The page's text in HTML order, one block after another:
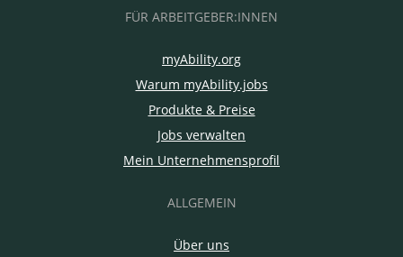
FÜR ARBEITGEBER:INNEN
myAbility.org
Warum myAbility.jobs
Produkte & Preise
Jobs verwalten
Mein Unternehmensprofil
ALLGEMEIN
Über uns